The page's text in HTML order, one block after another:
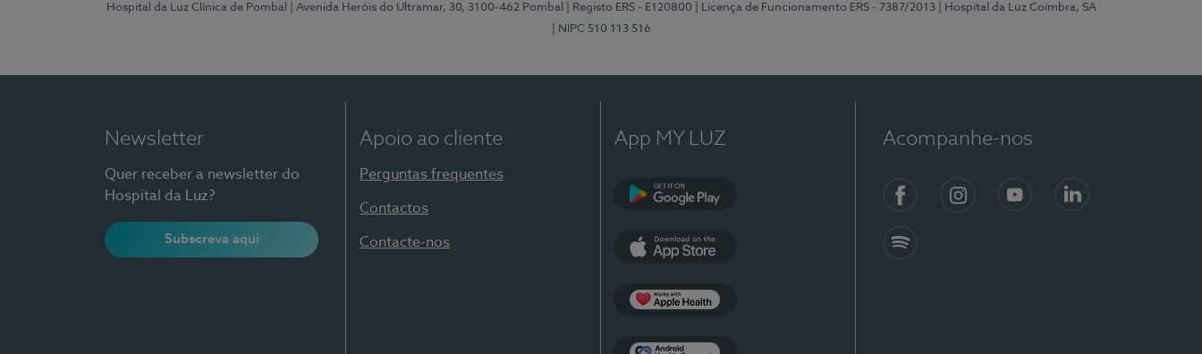
Hospital da Luz Clínica de Pombal | Avenida Heróis do Ultramar, 30, 3100-462 Pombal | Registo ERS - E120800 | Licença de Funcionamento ERS - 7387/2013
| Hospital da Luz Coimbra, SA
| NIPC 510 113 516
Newsletter
Quer receber a newsletter do
Hospital da Luz?
Subscreva aqui
Apoio ao cliente
Perguntas frequentes
Contactos
Contacte-nos
App MY LUZ Acompanhe-nos